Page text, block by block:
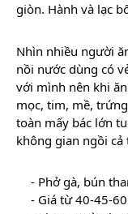
giòn. Hành và lạc
Nhìn nhiều người
nồi nước dùng có
với mình nên khi
mọc, tim, mề,
toàn mấy bác lớn
không gian ngồi cả
- Phở gà, bún
- Giá từ 40-45-